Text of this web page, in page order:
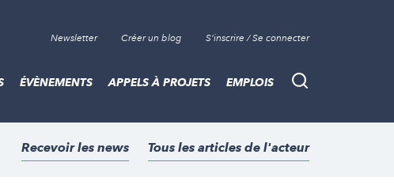
Newsletter Créer un blog S'inscrire / Se connecter
Recherche
ÉVÈNEMENTS APPELS À PROJETS EMPLOIS
Recevoir les news Tous les articles de l'acteur